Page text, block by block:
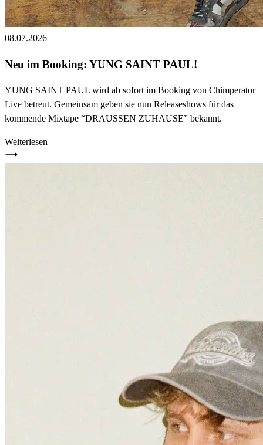
08.07.2026
Neu im Booking: YUNG SAINT PAUL!
YUNG SAINT PAUL wird ab sofort im Booking von Chimperator
Live betreut. Gemeinsam geben sie nun Releaseshows für das
kommende Mixtape “DRAUSSEN ZUHAUSE” bekannt.
Weiterlesen